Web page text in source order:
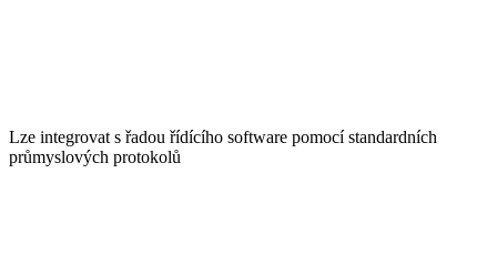
Lze integrovat s řadou řídícího software pomocí standardních
průmyslových protokolů